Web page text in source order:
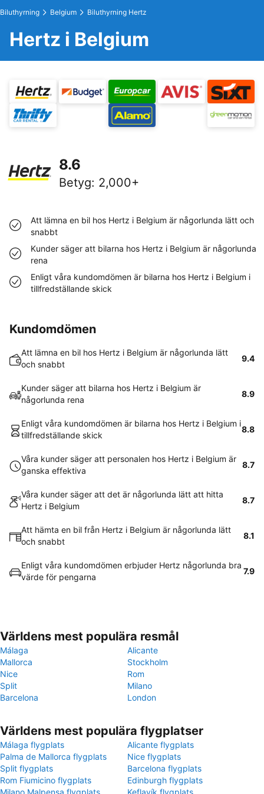
Biluthyrning Belgium Biluthyrning Hertz
Hertz i Belgium
8.6
Betyg: 2,000+
Att lämna en bil hos Hertz i Belgium är någorlunda lätt och
snabbt
Kunder säger att bilarna hos Hertz i Belgium är någorlunda
rena
Enligt våra kundomdömen är bilarna hos Hertz i Belgium i
tillfredställande skick
Kundomdömen
Att lämna en bil hos Hertz i Belgium är någorlunda lätt
och snabbt
9.4
Kunder säger att bilarna hos Hertz i Belgium är
någorlunda rena
8.9
Enligt våra kundomdömen är bilarna hos Hertz i Belgium i
tillfredställande skick
8.8
Våra kunder säger att personalen hos Hertz i Belgium är
ganska effektiva
8.7
Våra kunder säger att det är någorlunda lätt att hitta
Hertz i Belgium
8.7
Att hämta en bil från Hertz i Belgium är någorlunda lätt
och snabbt
8.1
Enligt våra kundomdömen erbjuder Hertz någorlunda bra
värde för pengarna
7.9
Världens mest populära resmål
Málaga
Alicante
Mallorca
Stockholm
Nice
Rom
Split
Milano
Barcelona
London
Världens mest populära flygplatser
Málaga flygplats
Alicante flygplats
Palma de Mallorca flygplats
Nice flygplats
Split flygplats
Barcelona flygplats
Rom Fiumicino flygplats
Edinburgh flygplats
Milano Malpensa flygplats
Keflavík flygplats